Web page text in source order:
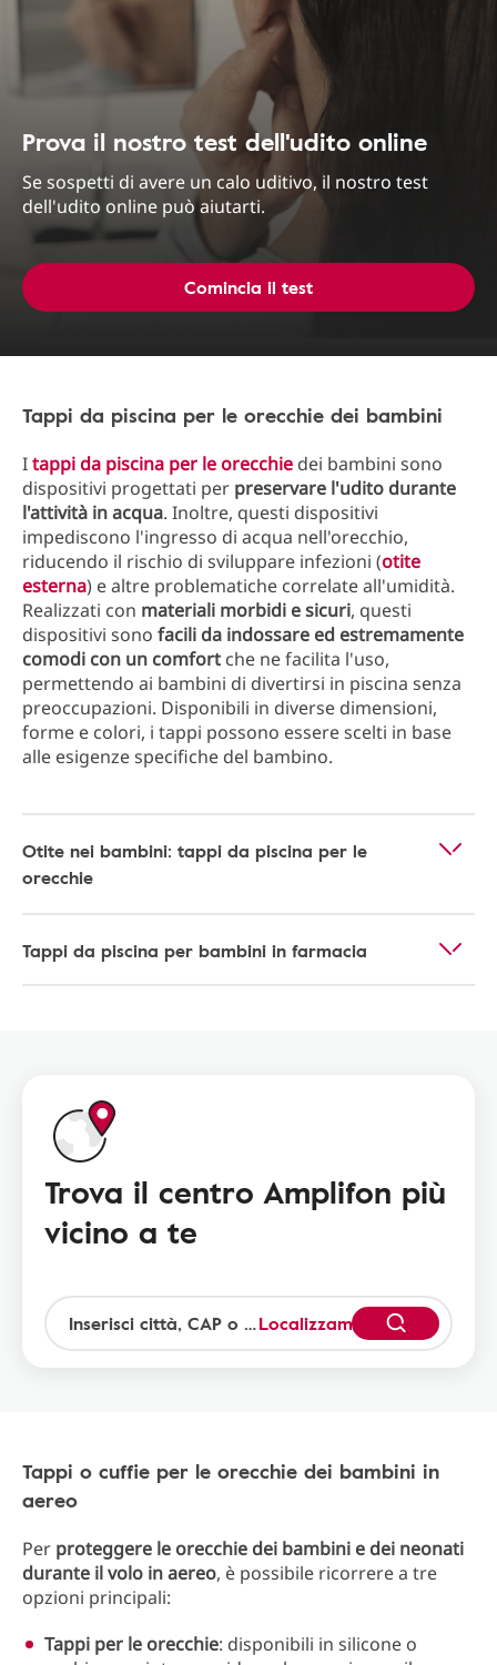
Prova il nostro test dell'udito online
Se sospetti di avere un calo uditivo, il nostro test
dell'udito online può aiutarti.
Comincia il test
Tappi da piscina per le orecchie dei bambini
Itappi da piscina per le orecchie dei bambini sono
dispositivi progettati per preservare l'udito durante
l'attività in acqua. Inoltre, questi dispositivi
impediscono l'ingresso di acqua nell'orecchio,
riducendo il rischio di sviluppare infezioni (otite
esterna) e altre problematiche correlate all'umidità.
Realizzati con materiali morbidi e sicuri, questi
dispositivi sono facili da indossare ed estremamente
comodi con un comfort che ne facilita l'uso,
permettendo ai bambini di divertirsi in piscina senza
preoccupazioni. Disponibili in diverse dimensioni,
forme e colori, i tappi possono essere scelti in base
alle esigenze specifiche del bambino.
Otite nei bambini: tappi da piscina per le
orecchie
Tappi da piscina per bambini in farmacia
Trova il centro Amplifon più
vicino a te
Localizzami
Tappi o cuffie per le orecchie dei bambini in
aereo
Per proteggere le orecchie dei bambini e dei neonati
durante il volo in aereo, è possibile ricorrere a tre
opzioni principali:
Tappi per le orecchie: disponibili in silicone o